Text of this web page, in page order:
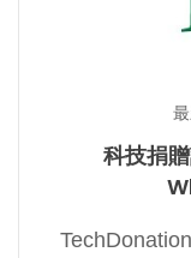
科技捐